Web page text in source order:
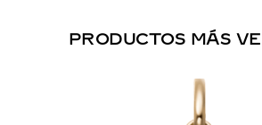
PRODUCTOS MÁS